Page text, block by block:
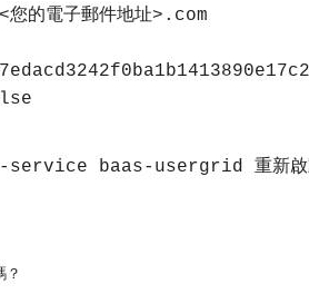
電子郵件地址>.com
baas-usergrid 重新啟
？